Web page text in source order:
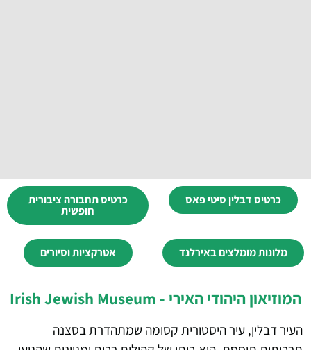
כרטיס דבלין סיטי פאס כרטיס תחבורה ציבורית
חופשית
מלונות מומלצים באירלנד אטרקציות וסיורים
המוזיאון היהודי האירי - Irish Jewish Museum
העיר דבלין, עיר היסטורית קסומה שמתהדרת בסצנה